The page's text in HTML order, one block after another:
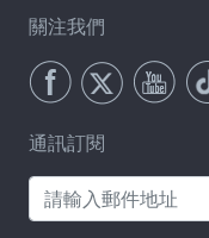
關注我們
通訊訂閱